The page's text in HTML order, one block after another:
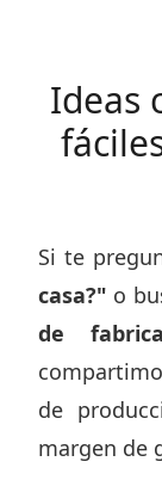
Ideas
Si te
casa?" o
de
de
margen de